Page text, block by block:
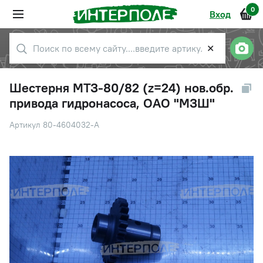
Вход 0
✕
Шестерня МТЗ-80/82 (z=24) нов.обр.
привода гидронасоса, ОАО "МЗШ"
Артикул 80-4604032-А